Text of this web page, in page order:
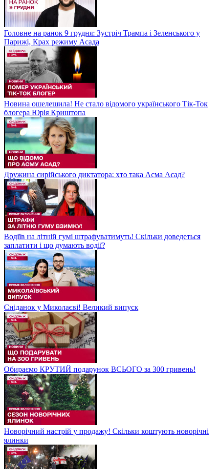
Головне на ранок 9 грудня: Зустріч Трампа і Зеленського у
Парижі, Крах режиму Асада
Новина ошелешила! Не стало відомого українського Тік-Ток
блогера Юрія Криштопа
Дружина сирійського диктатора: хто така Асма Асад?
Водіїв на літній гумі штрафуватимуть! Скільки доведеться
заплатити і що думають водії?
Сніданок у Миколаєві! Великий випуск
Обираємо КРУТИЙ подарунок ВСЬОГО за 300 гривень!
Новорічний настрій у продажу! Скільки коштують новорічні
ялинки